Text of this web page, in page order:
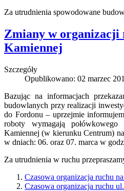
Za utrudnienia spowodowane
Zmiany w organizacji
Kamiennej
Szczegóły
Opublikowano: 02 marzec
Bazując na informacjach
budowlanych przy realizacji
do Fordonu – uprzejmie
roboty wymagają
Kamiennej (w kierunku Centrum) na
w dniach: 06. oraz 07. marca w
Za utrudnienia w ruchu
Czasowa organizacja ruchu
Czasowa organizacja ruchu